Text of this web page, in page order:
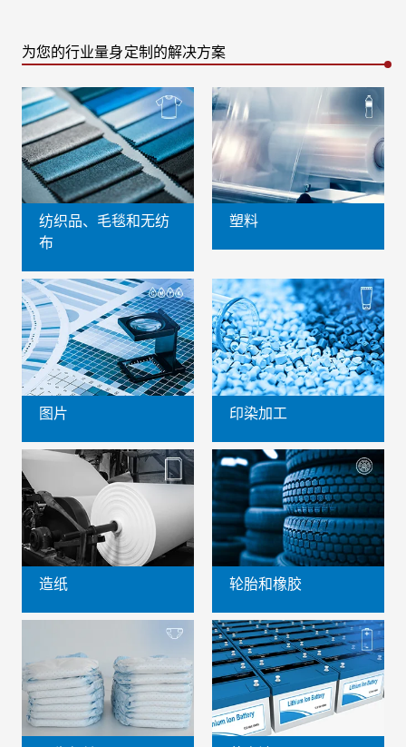
为您的行业量身定制的解决方案
纺织品、毛毯和无纺
布
塑料
图片 印染加工
造纸 轮胎和橡胶